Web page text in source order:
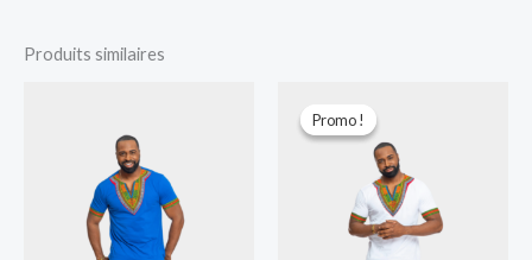
Produits similaires
Promo !
Promo !
initial
était :
12.000 CFA.